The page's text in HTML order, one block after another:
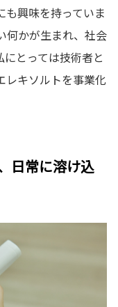
も興味を持っていま
何かが生まれ、社会
とっては技術者と
レキソルトを事業化
日常に溶け込